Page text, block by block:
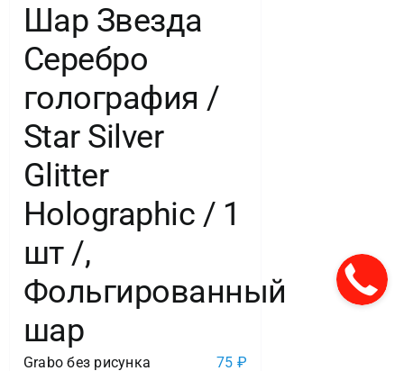
Шар Звезда
Серебро
голография /
Star Silver
Glitter
Holographic / 1
шт /,
Фольгированный
шар
Grabo без рисунка 75 ₽